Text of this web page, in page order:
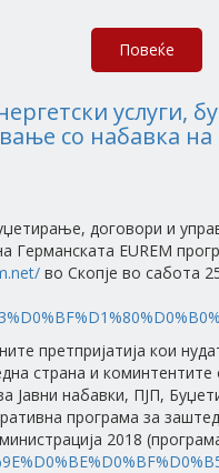
Повеќе
услуги,
со набавка на
договори и
Германската EUREM
во Скопје во сабота
претпријатија кои
страна и
Јавни набавки, ПЈП,
програма за
2018